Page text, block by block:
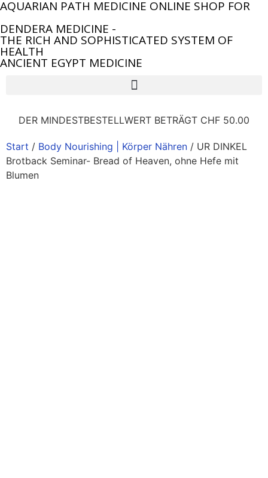
AQUARIAN PATH MEDICINE ONLINE SHOP FOR
DENDERA MEDICINE -
THE RICH AND SOPHISTICATED SYSTEM OF
HEALTH
ANCIENT EGYPT MEDICINE
DER MINDESTBESTELLWERT BETRÄGT CHF 50.00
Start / Body Nourishing | Körper Nähren / UR DINKEL
Brotback Seminar- Bread of Heaven, ohne Hefe mit
Blumen